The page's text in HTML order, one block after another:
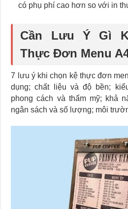
có phụ phí cao hơn so với in
Cần Lưu Ý Gì
Thực Đơn Menu
7 lưu ý khi chọn kệ thực đơn
dụng; chất liệu và độ bền;
phong cách và thẩm mỹ; khả
ngân sách và số lượng; môi